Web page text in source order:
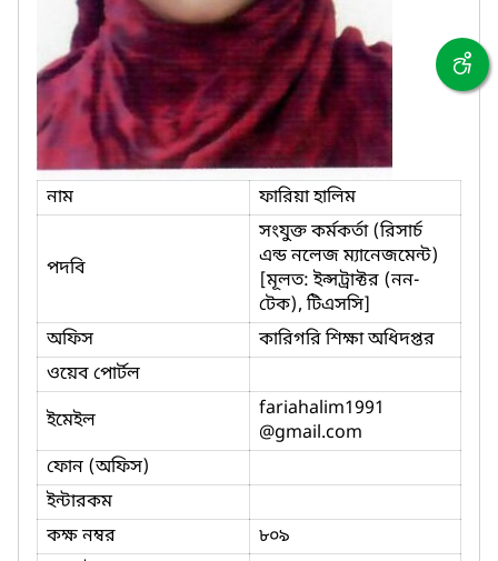
নাম ফারিয়া হালিম
পদবি
সংযুক্ত কর্মকর্তা (রিসার্চ
এন্ড নলেজ ম্যানেজমেন্ট)
[মূলত: ইন্সট্রাক্টর (নন-
টেক), টিএসসি]
অফিস
কারিগরি শিক্ষা অধিদপ্তর
ওয়েব পোর্টল
ইমেইল
fariahalim1991
@gmail.com
ফোন (অফিস)
ইন্টারকম
কক্ষ নম্বর
৮০৯